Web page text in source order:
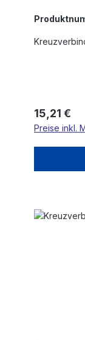
Regulärer
15,21 €
Preise inkl.